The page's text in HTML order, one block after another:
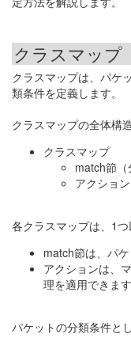
クラスマップ
クラスマップは、パケ
類条件を定義します。
クラスマップの全体構
クラスマップ
match節（
アクショ
各クラスマップは、1
match節は、パ
アクションは、
理を適用できま
パケットの分類条件と